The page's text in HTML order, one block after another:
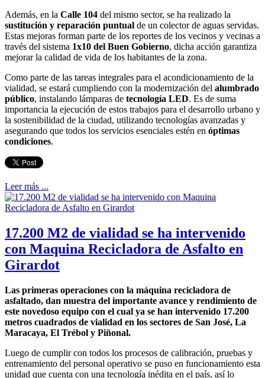
Además, en la Calle 104 del mismo sector, se ha realizado la
sustitución y reparación puntual de un colector de aguas servidas.
Estas mejoras forman parte de los reportes de los vecinos y vecinas a
través del sistema 1x10 del Buen Gobierno, dicha acción garantiza
mejorar la calidad de vida de los habitantes de la zona.
Como parte de las tareas integrales para el acondicionamiento de la
vialidad, se estará cumpliendo con la modernización del alumbrado
público, instalando lámparas de tecnología LED. Es de suma
importancia la ejecución de estos trabajos para el desarrollo urbano y
la sostenibilidad de la ciudad, utilizando tecnologías avanzadas y
asegurando que todos los servicios esenciales estén en óptimas
condiciones.
Leer más ...
17.200 M2 de vialidad se ha intervenido
con Maquina Recicladora de Asfalto en
Girardot
Las primeras operaciones con la máquina recicladora de
asfaltado, dan muestra del importante avance y rendimiento de
este novedoso equipo con el cual ya se han intervenido 17.200
metros cuadrados de vialidad en los sectores de San José, La
Maracaya, El Trébol y Piñonal.
Luego de cumplir con todos los procesos de calibración, pruebas y
entrenamiento del personal operativo se puso en funcionamiento esta
unidad que cuenta con una tecnología inédita en el país, así lo